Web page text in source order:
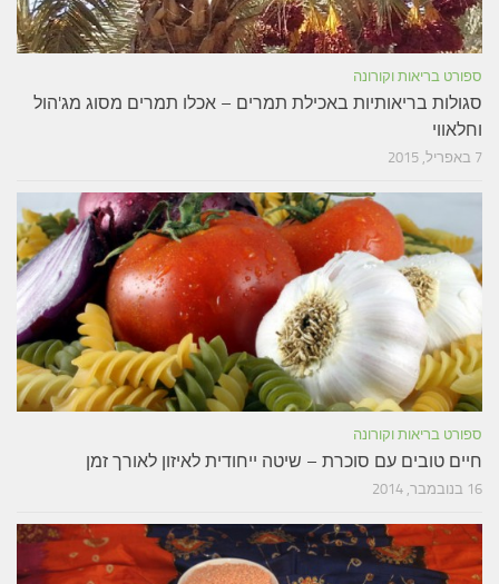
ספורט בריאות וקורונה
סגולות בריאותיות באכילת תמרים – אכלו תמרים מסוג מג'הול
וחלאווי
7 באפריל, 2015
ספורט בריאות וקורונה
חיים טובים עם סוכרת – שיטה ייחודית לאיזון לאורך זמן
16 בנובמבר, 2014